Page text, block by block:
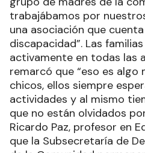
trabajábamos por
una asociación que
discapacidad”. Las
activamente en todas las
remarcó que “eso es
chicos, ellos siempre
actividades y al mismo
que no están olvidados
Ricardo Paz, profesor en
que la Subsecretaría de